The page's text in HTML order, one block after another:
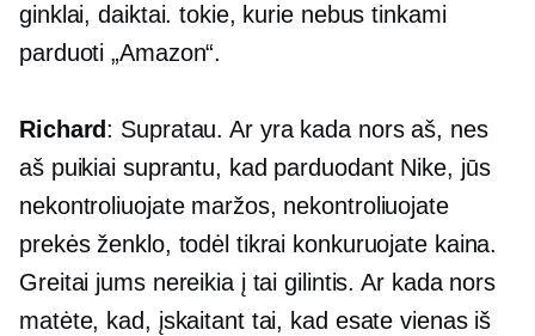
ginklai, daiktai. tokie, kurie nebus tinkami
parduoti „Amazon“.
Richard: Supratau. Ar yra kada nors aš, nes
aš puikiai suprantu, kad parduodant Nike, jūs
nekontroliuojate maržos, nekontroliuojate
prekės ženklo, todėl tikrai konkuruojate kaina.
Greitai jums nereikia į tai gilintis. Ar kada nors
matėte, kad, įskaitant tai, kad esate vienas iš